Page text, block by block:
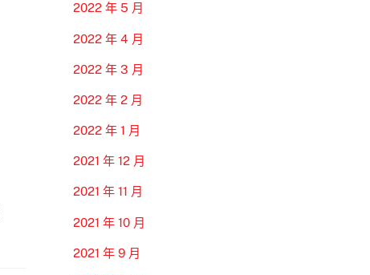
2022 年 5 月
2022 年 4 月
2022 年 3 月
2022 年 2 月
2022 年 1 月
2021 年 12 月
2021 年 11 月
2021 年 10 月
2021 年 9 月